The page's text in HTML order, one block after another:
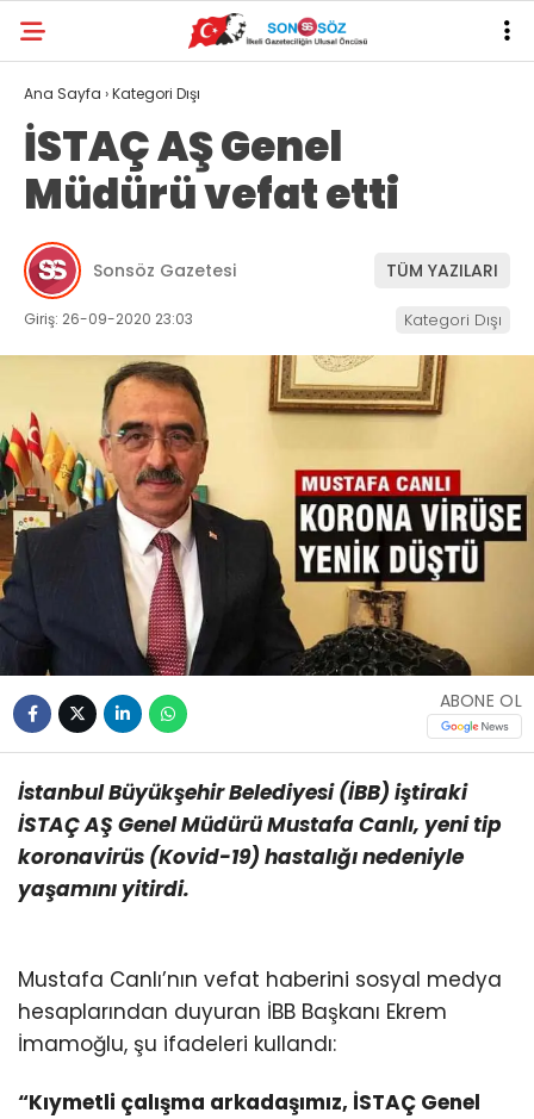
Ana Sayfa ›Kategori Dışı
İSTAÇ AŞ Genel
Müdürü vefat etti
Sonsöz Gazetesi TÜM YAZILARI
Giriş: 26-09-2020 23:03 Kategori Dışı
ABONE OL
İstanbul Büyükşehir Belediyesi (İBB) iştiraki
İSTAÇ AŞ Genel Müdürü Mustafa Canlı, yeni tip
koronavirüs (Kovid-19) hastalığı nedeniyle
yaşamını yitirdi.
Mustafa Canlı’nın vefat haberini sosyal medya
hesaplarından duyuran İBB Başkanı Ekrem
İmamoğlu, şu ifadeleri kullandı:
“Kıymetli çalışma arkadaşımız, İSTAÇ Genel